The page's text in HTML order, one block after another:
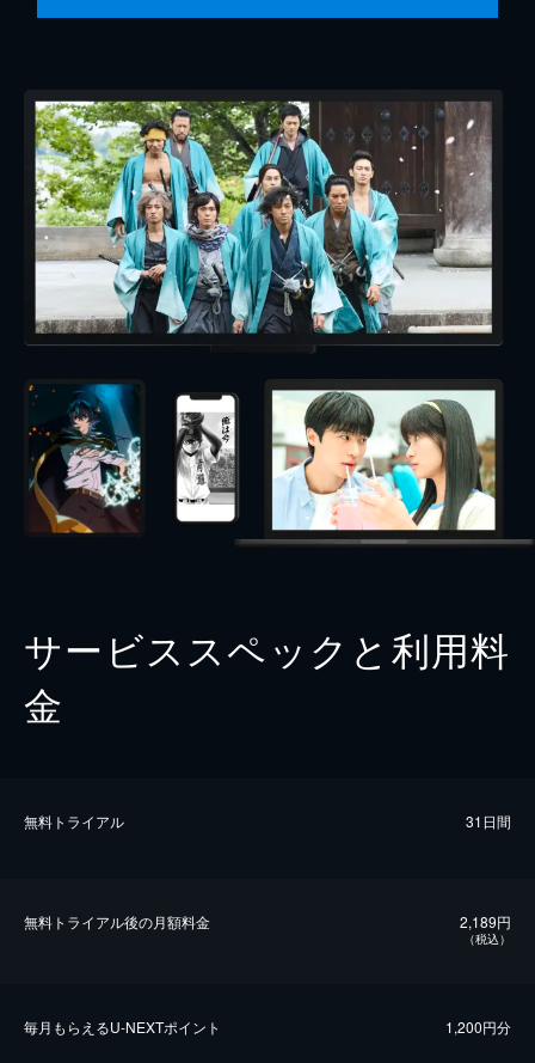
サービススペックと利用料
金
無料トライアル 31日間
無料トライアル後の⽉額料金 2,189円
（税込）
毎⽉もらえるU-NEXTポイント 1,200円分